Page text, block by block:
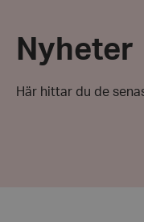
Nyheter
Här hittar du de